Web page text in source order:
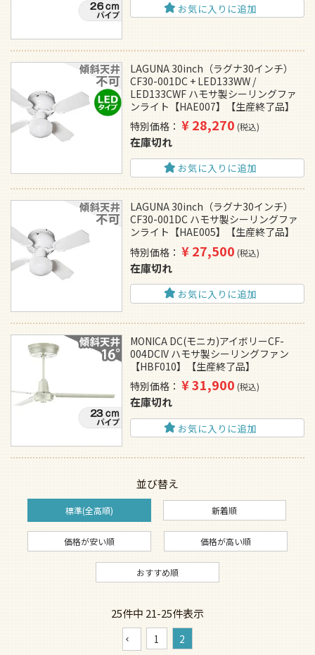
お気に入りに追加
LAGUNA 30inch（ラグナ30インチ）
CF30-001DC + LED133WW /
LED133CWF ハモサ製シーリングファ
ンライト【HAE007】【生産終了品】
特別価格
¥28,270 税込
在庫切れ
お気に入りに追加
LAGUNA 30inch（ラグナ30インチ）
CF30-001DC ハモサ製シーリングファ
ンライト【HAE005】【生産終了品】
特別価格
¥27,500 税込
在庫切れ
お気に入りに追加
MONICA DC(モニカ)アイボリーCF-
004DCIV ハモサ製シーリングファン
【HBF010】【生産終了品】
特別価格
¥31,900 税込
在庫切れ
お気に入りに追加
並び替え
標準(全高順) 新着順
価格が安い順 価格が高い順
おすすめ順
25件中 21-25件表示
1 2